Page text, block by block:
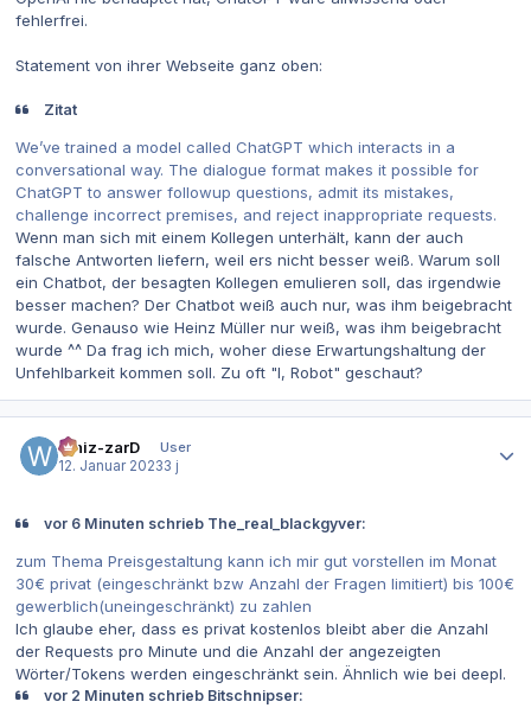
fehlerfrei.
Statement von ihrer Webseite ganz oben:
Zitat
We’ve trained a model called ChatGPT which interacts in a
conversational way. The dialogue format makes it possible for
ChatGPT to answer followup questions, admit its mistakes,
challenge incorrect premises, and reject inappropriate requests.
Wenn man sich mit einem Kollegen unterhält, kann der auch
falsche Antworten liefern, weil ers nicht besser weiß. Warum soll
ein Chatbot, der besagten Kollegen emulieren soll, das irgendwie
besser machen? Der Chatbot weiß auch nur, was ihm beigebracht
wurde. Genauso wie Heinz Müller nur weiß, was ihm beigebracht
wurde ^^ Da frag ich mich, woher diese Erwartungshaltung der
Unfehlbarkeit kommen soll. Zu oft "I, Robot" geschaut?
Whiz-zarD
User
12. Januar 20233 j
vor 6 Minuten schrieb The_real_blackgyver:
zum Thema Preisgestaltung kann ich mir gut vorstellen im Monat
30€ privat (eingeschränkt bzw Anzahl der Fragen limitiert) bis 100€
gewerblich(uneingeschränkt) zu zahlen
Ich glaube eher, dass es privat kostenlos bleibt aber die Anzahl
der Requests pro Minute und die Anzahl der angezeigten
Wörter/Tokens werden eingeschränkt sein. Ähnlich wie bei deepl.
vor 2 Minuten schrieb Bitschnipser: